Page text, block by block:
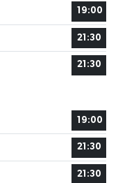
19:00
21:30
21:30
19:00
21:30
21:30